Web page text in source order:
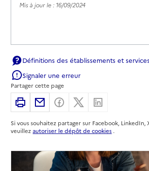
Mis à jour le : 16/09/2024
Définitions des établissements et services
Signaler une erreur
Partager cette page
ImprimerPartager par email
Partager sur Facebook
Partager sur X
Si vous souhaitez partager sur Facebook, LinkedIn,
veuillezautoriser le dépôt de cookies .